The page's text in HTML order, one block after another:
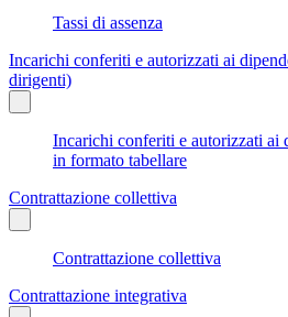
Tassi di assenza
Incarichi conferiti e autorizzati ai
dirigenti)
Incarichi conferiti e autorizzati ai
in formato tabellare
Contrattazione collettiva
Contrattazione collettiva
Contrattazione integrativa